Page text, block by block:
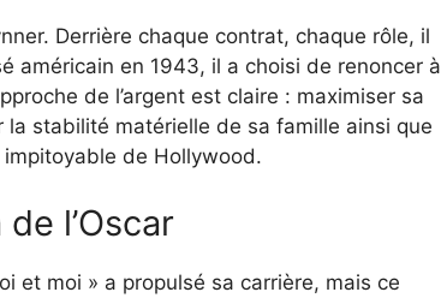
Derrière chaque contrat, chaque rôle, il
américain en 1943, il a choisi de renoncer à
de l’argent est claire : maximiser sa
stabilité matérielle de sa famille ainsi que
de Hollywood.
l’Oscar
et moi » a propulsé sa carrière, mais ce